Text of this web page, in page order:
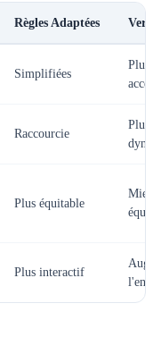
Règles Adaptées
Simplifiées
Plus
Raccourcie
Plus
Plus équitable
Plus interactif